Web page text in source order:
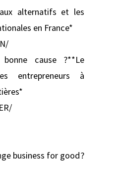
alternatifs et les
en France*
cause ?**Le
entrepreneurs à
business for good?